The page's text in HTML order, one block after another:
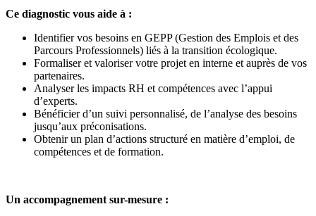
Ce diagnostic vous aide à :
Identifier vos besoins en GEPP (Gestion des Emplois et des
Parcours Professionnels) liés à la transition écologique.
Formaliser et valoriser votre projet en interne et auprès de vos
partenaires.
Analyser les impacts RH et compétences avec l’appui
d’experts.
Bénéficier d’un suivi personnalisé, de l’analyse des besoins
jusqu’aux préconisations.
Obtenir un plan d’actions structuré en matière d’emploi, de
compétences et de formation.
Un accompagnement sur-mesure :